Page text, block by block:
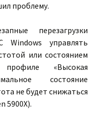
проблему.
перезагрузки
управлять
или состоянием
«Высокая
состояние
не будет снижаться
5900X).